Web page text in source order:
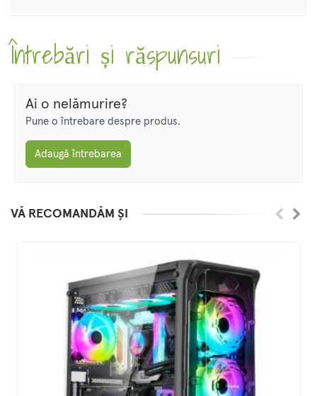
Întrebări și răspunsuri
Ai o nelămurire?
Pune o întrebare despre produs.
Adaugă întrebarea
VĂ RECOMANDĂM ȘI